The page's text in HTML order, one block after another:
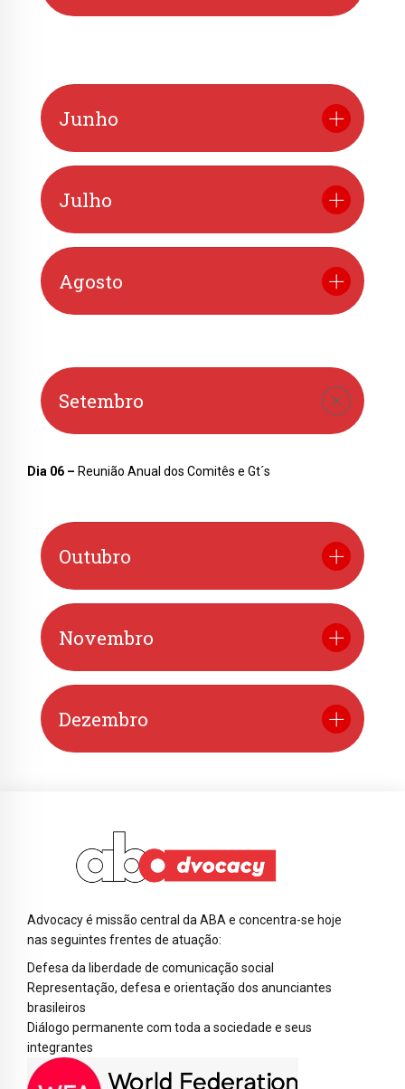
Junho
Julho
Agosto
Setembro
Dia 06 – Reunião Anual dos Comitês e Gt´s
Outubro
Novembro
Dezembro
Advocacy é missão central da ABA e concentra-se hoje
nas seguintes frentes de atuação:
Defesa da liberdade de comunicação social
Representação, defesa e orientação dos anunciantes
brasileiros
Diálogo permanente com toda a sociedade e seus
integrantes